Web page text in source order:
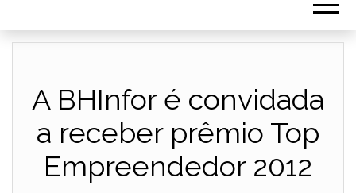
A BHInfor é convidada
a receber prêmio Top
Empreendedor 2012